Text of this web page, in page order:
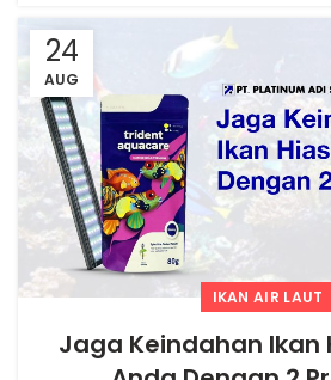
24
AUG
IKAN AIR LAUT
Jaga Keindahan Ikan